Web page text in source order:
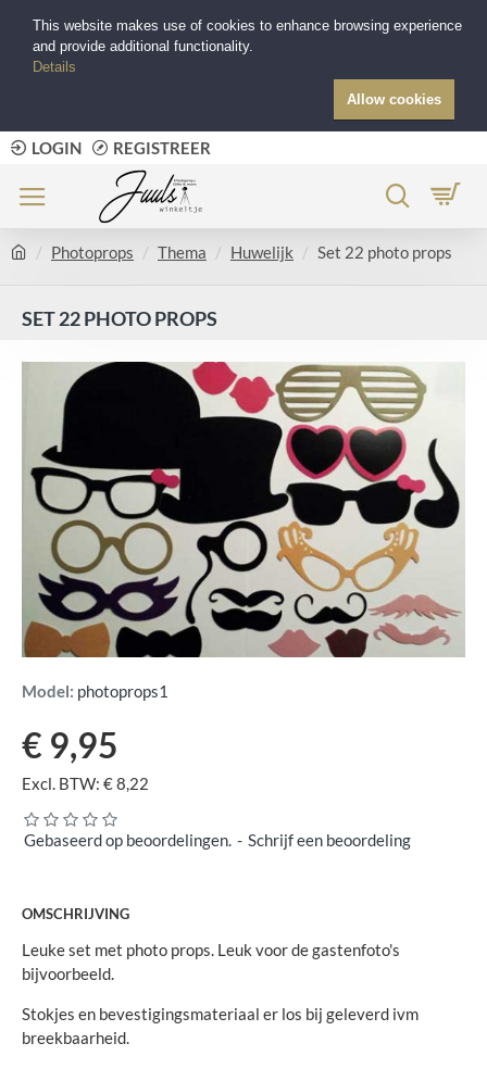
LOGIN REGISTREER
Photoprops Thema Huwelijk Set 22 photo props
SET 22 PHOTO PROPS
Model: photoprops1
Gebaseerd op beoordelingen. - Schrijf een beoordeling
€ 9,95
Excl. BTW: € 8,22
OMSCHRIJVING
Leuke set met photo props. Leuk voor de gastenfoto's
bijvoorbeeld.
Stokjes en bevestigingsmateriaal er los bij geleverd ivm
breekbaarheid.
This website makes use of cookies to enhance browsing experience
and provide additional functionality.
Details
Allow cookies